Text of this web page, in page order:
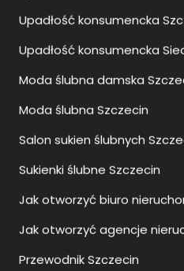
Moda ślubna Szczecin
Salon sukien ślubnych
Sukienki ślubne Szczecin
Jak otworzyć biuro
Jak otworzyć agencje
Przewodnik Szczecin
Zwiedzanie Szczecin
Jak ustalić właściciela
wieczystej?